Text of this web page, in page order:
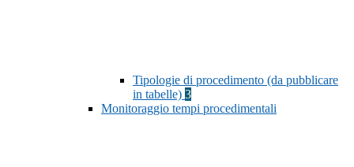
Tipologie di procedimento (da pubblicare
in tabelle) 3
Monitoraggio tempi procedimentali